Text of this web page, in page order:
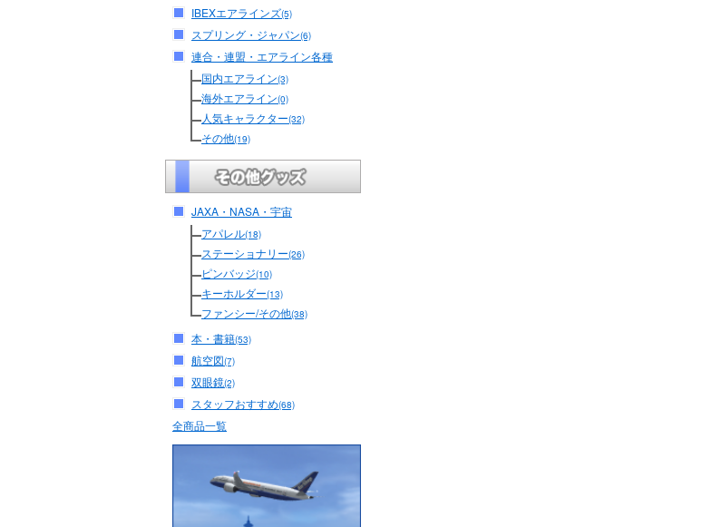
IBEXエアラインズ(5)
スプリング・ジャパン(6)
連合・連盟・エアライン各種
国内エアライン(3)
海外エアライン(0)
人気キャラクター(32)
その他(19)
JAXA・NASA・宇宙
アパレル(18)
ステーショナリー(26)
ピンバッジ(10)
キーホルダー(13)
ファンシー/その他(38)
本・書籍(53)
航空図(7)
双眼鏡(2)
スタッフおすすめ(68)
全商品一覧